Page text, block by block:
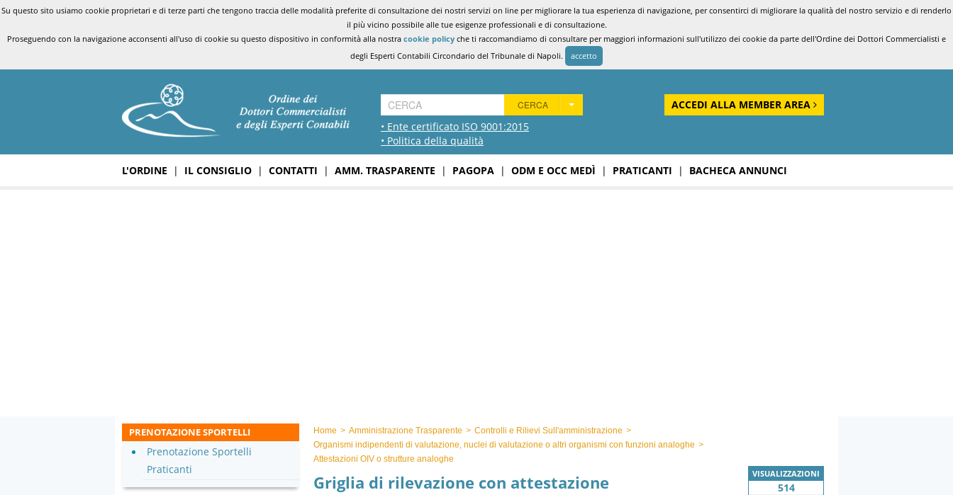
Su questo sito usiamo cookie proprietari e di terze parti che tengono traccia delle modalità preferite di consultazione dei nostri servizi on line per migliorare la tua esperienza di navigazione, per consentirci di migliorare la qualità del nostro servizio e di renderlo
il più vicino possibile alle tue esigenze professionali e di consultazione.
Proseguendo con la navigazione acconsenti all'uso di cookie su questo dispositivo in conformità alla nostra cookie policy che ti raccomandiamo di consultare per maggiori informazioni sull'utilizzo dei cookie da parte dell'Ordine dei Dottori Commercialisti e
degli Esperti Contabili Circondario del Tribunale di Napoli.
accetto
• Ente certificato ISO 9001:2015
• Politica della qualità
CERCA ACCEDI ALLA MEMBER AREA
L'ORDINE | IL CONSIGLIO | CONTATTI | AMM. TRASPARENTE | PAGOPA | ODM E OCC MEDÌ | PRATICANTI | BACHECA ANNUNCI
Home > Amministrazione Trasparente > Controlli e Rilievi Sull'amministrazione >
Organismi indipendenti di valutazione, nuclei di valutazione o altri organismi con funzioni analoghe >
Attestazioni OIV o strutture analoghe
Griglia di rilevazione con attestazione VISUALIZZAZIONI
514
PRENOTAZIONE SPORTELLI
Prenotazione Sportelli
Praticanti